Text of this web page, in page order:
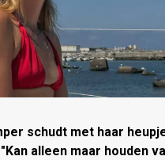
schudt met haar
alleen maar houden